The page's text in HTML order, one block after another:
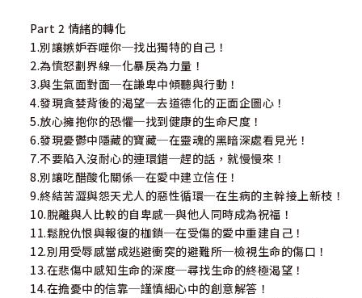
Part 2 情緒的轉化
1.別讓嫉妒吞噬你─找出獨特的自己！
2.為憤怒劃界線─化暴戾為力量！
3.與生氣面對面─在謙卑中傾聽與行動！
4.發現貪婪背後的渴望─去道德化的正面企圖心！
5.放心擁抱你的恐懼─找到健康的生命尺度！
6.發現憂鬱中隱藏的寶藏─在靈魂的黑暗深處看見光！
7.不要陷入沒耐心的連環錯─趕的話，就慢慢來！
8.別讓吃醋酸化關係─在愛中建立信任！
9.終結苦澀與怨天尤人的惡性循環─在生病的主幹接上新枝！
10.脫離與人比較的自卑感─與他人同時成為祝福！
11.鬆脫仇恨與報復的枷鎖─在受傷的愛中重建自己！
12.別用受辱感當成逃避衝突的避難所─檢視生命的傷口！
13.在悲傷中感知生命的深度─尋找生命的終極渴望！
14.在擔憂中的信靠─謹慎細心中的創意解答！